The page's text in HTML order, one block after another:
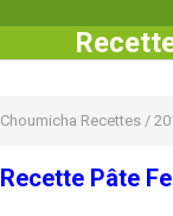
Choumicha Recettes /
Recette Pâte